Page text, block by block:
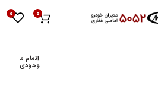
0
0
اتمام م
وجودی